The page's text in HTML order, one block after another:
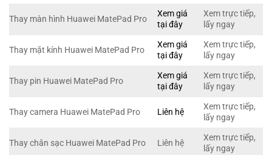
Thay màn hình Huawei MatePad Pro
Xem giá
tại đây
Xem trực tiếp,
lấy ngay
Thay mặt kính Huawei MatePad Pro
Xem giá
tại đây
Xem trực tiếp,
lấy ngay
Thay pin Huawei MatePad Pro
Xem giá
tại đây
Xem trực tiếp,
lấy ngay
Thay camera Huawei MatePad Pro Liên hệ
Xem trực tiếp,
lấy ngay
Thay chân sạc Huawei MatePad Pro Liên hệ
Xem trực tiếp,
lấy ngay